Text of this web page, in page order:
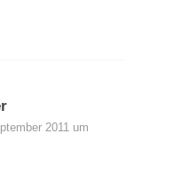
2011 um